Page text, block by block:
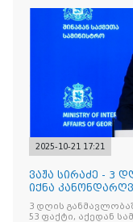
2025-10-21 17:21
ვაჟა სირაძე - 3
იქნა
3 დღის
53 ფაქტი, აქედან